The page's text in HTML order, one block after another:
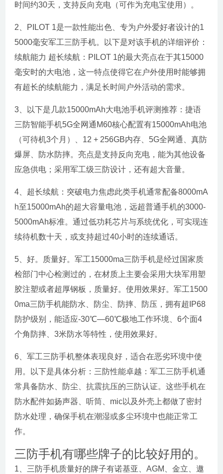
时间约30天，支持反向充电（可作为充电宝使用）。
2、PILOT 1是一款性能出色、专为户外爱好者设计的1
5000毫安军工三防手机。以下是对该手机的详细评价：
续航能力 超长续航：PILOT 1的最大亮点在于其15000
毫安时的大电池，这一特点使得它在户外使用时能够拥
有超长的续航能力，满足长时间户外活动的需求。
3、以下是几款15000mAh大电池手机评测推荐：捷语
三防智能手机5G全网通M60核心配置有15000mAh电池
（可待机3个月）、12 + 256GB内存、5G全网通、真防
爆屏、防水防摔。亮点是支持反向充电，能为其他设备
应急供电；采用军工级三防设计，还有超大音量。
4、超长续航：突破电力焦虑此类手机通常配备8000mA
h至15000mAh的超大容量电池，远超普通手机的3000-
5000mAh标准。通过低功耗芯片与系统优化，可实现连
续待机数十天，或支持超过40小时的连续通话。
5、好。质量好。军工15000ma三防手机是经过国家质
检部门中心检测过的，在材质上主要会采用大块军用塑
胶注塑或者超厚钢板，质量好。使用效果好。军工1500
0ma三防手机能防水、防尘、防摔、防压，拥有超IP68
防护级别，能适应-30℃—60℃极地工作环境、6个面4
个角防摔、3米防水等特性，使用效果好。
6、军工三防手机整体表现良好，适合在恶劣环境中使
用。以下是具体分析：三防性能卓越：军工三防手机通
常具备防水、防尘、抗震抗压的三防认证。这些手机在
防水配件如扬声器、听筒、mic以及外壳上都做了密封
防水处理，确保手机在潮湿或多尘环境中也能正常工
作。
三防手机有哪些牌子的比较好用的。
1、三防手机质量好的牌子有诺基亚、AGM、金立、遨